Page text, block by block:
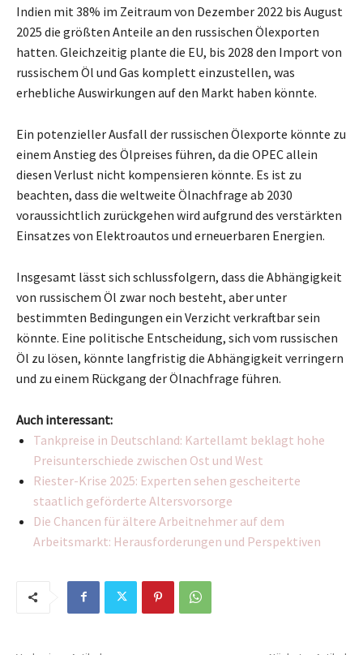
Indien mit 38% im Zeitraum von Dezember 2022 bis August
2025 die größten Anteile an den russischen Ölexporten
hatten. Gleichzeitig plante die EU, bis 2028 den Import von
russischem Öl und Gas komplett einzustellen, was
erhebliche Auswirkungen auf den Markt haben könnte.
Ein potenzieller Ausfall der russischen Ölexporte könnte zu
einem Anstieg des Ölpreises führen, da die OPEC allein
diesen Verlust nicht kompensieren könnte. Es ist zu
beachten, dass die weltweite Ölnachfrage ab 2030
voraussichtlich zurückgehen wird aufgrund des verstärkten
Einsatzes von Elektroautos und erneuerbaren Energien.
Insgesamt lässt sich schlussfolgern, dass die Abhängigkeit
von russischem Öl zwar noch besteht, aber unter
bestimmten Bedingungen ein Verzicht verkraftbar sein
könnte. Eine politische Entscheidung, sich vom russischen
Öl zu lösen, könnte langfristig die Abhängigkeit verringern
und zu einem Rückgang der Ölnachfrage führen.
Auch interessant:
Tankpreise in Deutschland: Kartellamt beklagt hohe
Preisunterschiede zwischen Ost und West
Riester-Krise 2025: Experten sehen gescheiterte
staatlich geförderte Altersvorsorge
Die Chancen für ältere Arbeitnehmer auf dem
Arbeitsmarkt: Herausforderungen und Perspektiven